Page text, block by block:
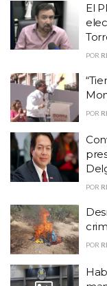
El
POR
POR
POR
POR